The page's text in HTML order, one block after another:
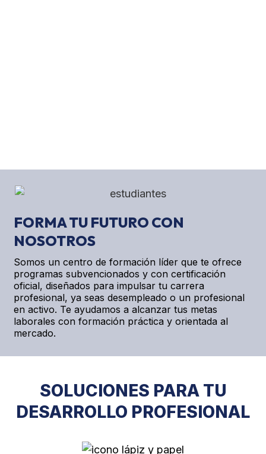
Centro de
Formación Élite
CURSOS GRATUITOS DESEMPLEADOS
AULA VIRTUAL
FORMA TU FUTURO CON
NOSOTROS
Somos un centro de formación líder que te ofrece
programas subvencionados y con certificación
oficial, diseñados para impulsar tu carrera
profesional, ya seas desempleado o un profesional
en activo. Te ayudamos a alcanzar tus metas
laborales con formación práctica y orientada al
mercado.
SOLUCIONES PARA TU
DESARROLLO PROFESIONAL